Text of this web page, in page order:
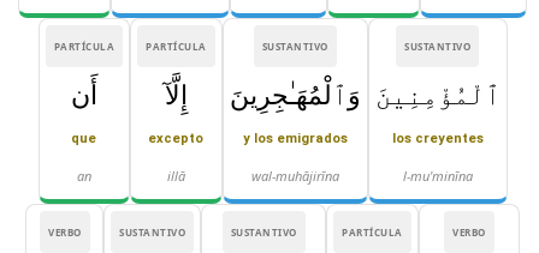
SUSTANTIVO
ٱلْمُؤْمِنِينَ
los creyentes
l-mu'minīna
SUSTANTIVO
وَٱلْمُهَـٰجِرِينَ
y los emigrados
wal-muhājirīna
PARTÍCULA
إِلَّآ
excepto
illā
PARTÍCULA
أَن
que
an
VERBO
PARTÍCULA
SUSTANTIVO
SUSTANTIVO
VERBO